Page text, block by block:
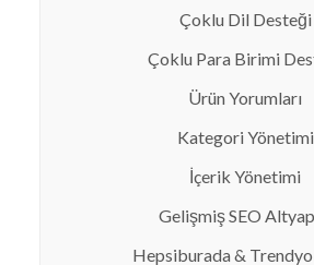
Çoklu Dil Desteği
Çoklu Para Birimi
Ürün Yorumları
Kategori Yönetimi
İçerik Yönetimi
Gelişmiş SEO
Hepsiburada &